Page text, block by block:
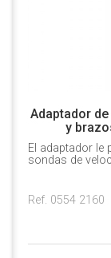
Adaptador
y
El adaptador le
sondas de
Ref. 0554 2160